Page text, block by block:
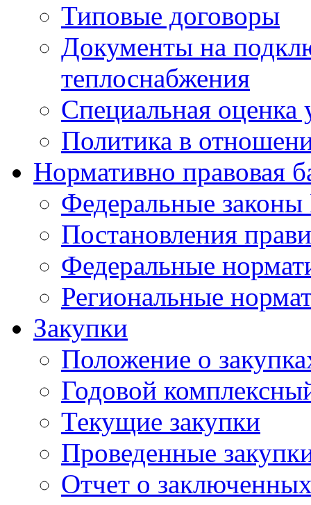
Типовые договоры
Документы на
теплоснабжения
Специальная оценка
Политика в
Нормативно правовая
Федеральные
Постановления
Федеральные
Региональные
Закупки
Положение о
Годовой
Текущие закупки
Проведенные
Отчет о